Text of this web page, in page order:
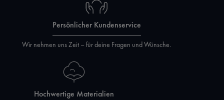
Persönlicher Kundenservice
Wir nehmen uns Zeit – für deine Fragen und Wünsche.
Hochwertige Materialien